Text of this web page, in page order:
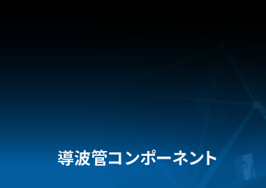
導波管コンポーネント